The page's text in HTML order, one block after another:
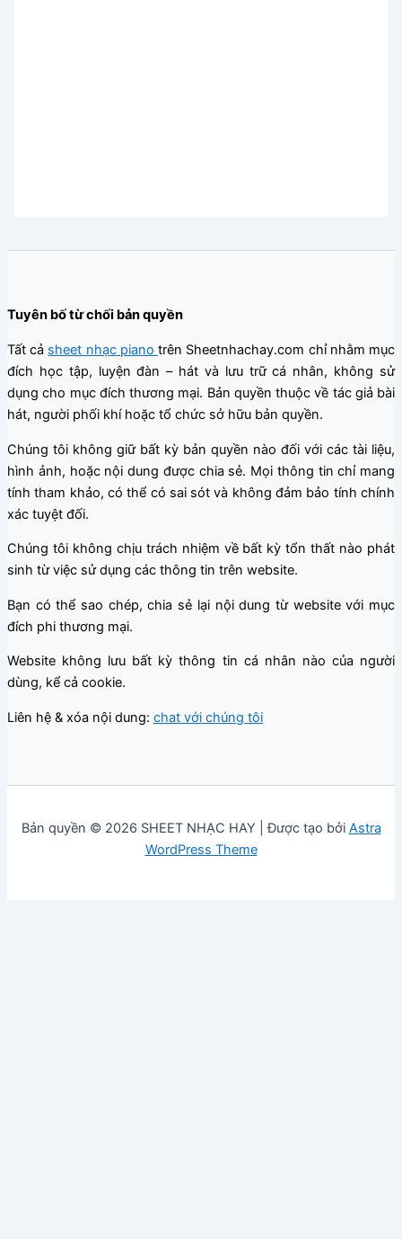
Tuyên bố từ chối bản quyền
Tất cả sheet nhạc pianotrên Sheetnhachay.com chỉ nhằm mục
đích học tập, luyện đàn – hát và lưu trữ cá nhân, không sử
dụng cho mục đích thương mại. Bản quyền thuộc về tác giả bài
hát, người phối khí hoặc tổ chức sở hữu bản quyền.
Chúng tôi không giữ bất kỳ bản quyền nào đối với các tài liệu,
hình ảnh, hoặc nội dung được chia sẻ. Mọi thông tin chỉ mang
tính tham khảo, có thể có sai sót và không đảm bảo tính chính
xác tuyệt đối.
Chúng tôi không chịu trách nhiệm về bất kỳ tổn thất nào phát
sinh từ việc sử dụng các thông tin trên website.
Bạn có thể sao chép, chia sẻ lại nội dung từ website với mục
đích phi thương mại.
Website không lưu bất kỳ thông tin cá nhân nào của người
dùng, kể cả cookie.
Liên hệ & xóa nội dung: chat với chúng tôi
Bản quyền © 2026 SHEET NHẠC HAY | Được tạo bởi Astra
WordPress Theme